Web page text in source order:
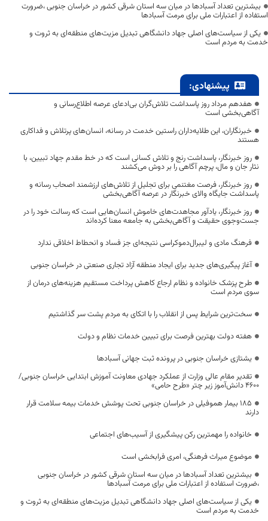
بیشترین تعداد آسبادها در میان سه استان شرقی کشور در خراسان جنوبی ،ضرورت
استفاده از اعتبارات ملی برای مرمت آسبادها
یکی از سیاست‌های اصلی جهاد دانشگاهی تبدیل مزیت‌های منطقه‌ای به ثروت و
خدمت به مردم است
پیشنهادی:
هفدهم مرداد روز پاسداشت تلاش‌گران بی‌ادعای عرصه اطلاع‌رسانی و
آگاهی‌بخشی است
خبرنگاران، این طلایه‌داران راستین خدمت در رسانه، انسان‌های پرتلاش و فداکاری
هستند
روز خبرنگار، پاسداشت رنج و تلاش کسانی است که در خط مقدم جهاد تبیین، با
نثار جان و مال، پرچم آگاهی را بر دوش می‌کشند
روز خبرنگار، فرصت مغتنمی برای تجلیل از تلاش‌های ارزشمند اصحاب رسانه و
پاسداشت جایگاه والای خبرنگار در عرصه آگاهی‌بخشی
روز خبرنگار، یادآور مجاهدت‌های خاموش انسان‌هایی است که رسالت خود را در
جست‌وجوی حقیقت و آگاهی‌بخشی به جامعه معنا کرده‌اند
فرهنگ مادی و لیبرال‌دموکراسی نتیجه‌ای جز فساد و انحطاط اخلاقی ندارد
آغاز پیگیری‌های جدید برای ایجاد منطقه آزاد تجاری صنعتی در خراسان جنوبی
طرح پزشک خانواده و نظام ارجاع کاهش پرداخت مستقیم هزینه‌های درمان از
سوی مردم است
سخت‌ترین شرایط پس از انقلاب را با اتکای به مردم پشت سر گذاشتیم
هفته دولت بهترین فرصت برای تبیین خدمات نظام و دولت
یشتازی خراسان جنوبی در پرونده ثبت جهانی آسبادها
تقدیر مقام عالی وزارت از عملکرد جهادی معاونت آموزش ابتدایی خراسان جنوبی/
۴۶۰۰ دانش‌آموز زیر چتر «طرح حامی»
۱۸۵ بیمار هموفیلی در خراسان جنوبی تحت پوشش خدمات بیمه سلامت قرار
دارند
خانواده را مهمترین رکن پیشگیری از آسیب‌های اجتماعی
موضوع میراث فرهنگی، امری فرابخشی است
بیشترین تعداد آسبادها در میان سه استان شرقی کشور در خراسان جنوبی
،ضرورت استفاده از اعتبارات ملی برای مرمت آسبادها
یکی از سیاست‌های اصلی جهاد دانشگاهی تبدیل مزیت‌های منطقه‌ای به ثروت و
خدمت به مردم است